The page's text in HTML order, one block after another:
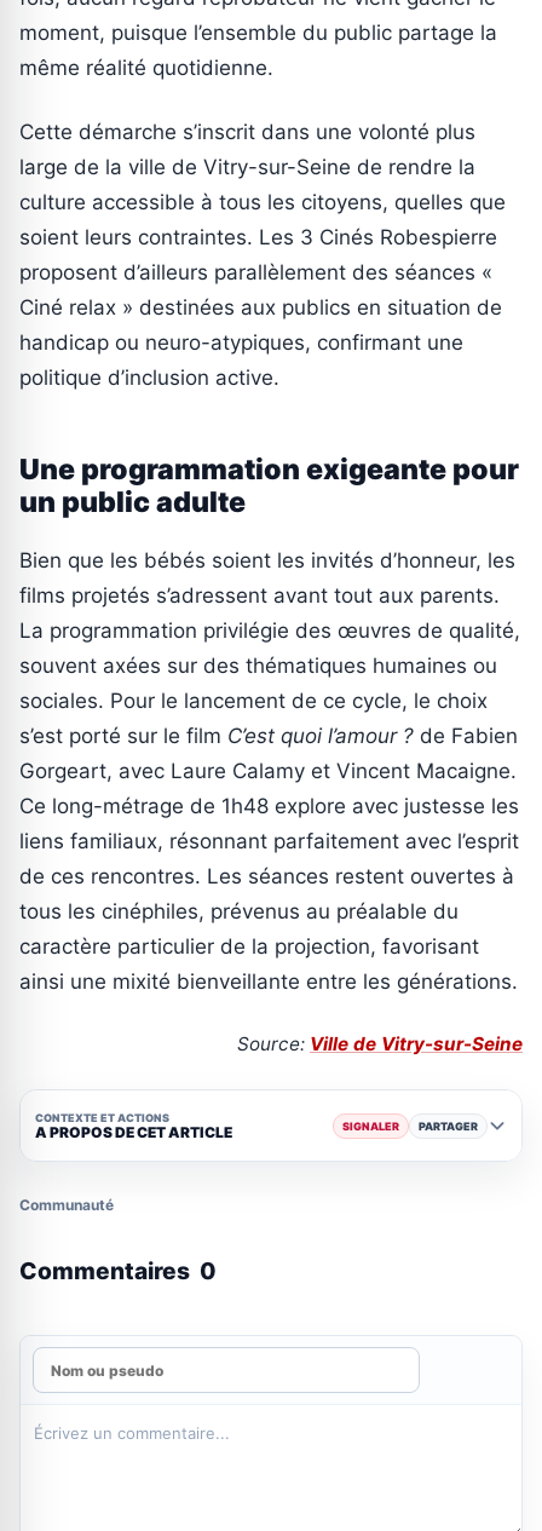
moment, puisque l’ensemble du public partage la
même réalité quotidienne.
Cette démarche s’inscrit dans une volonté plus
large de la ville de Vitry-sur-Seine de rendre la
culture accessible à tous les citoyens, quelles que
soient leurs contraintes. Les 3 Cinés Robespierre
proposent d’ailleurs parallèlement des séances «
Ciné relax » destinées aux publics en situation de
handicap ou neuro-atypiques, confirmant une
politique d’inclusion active.
Une programmation exigeante pour
un public adulte
Bien que les bébés soient les invités d’honneur, les
films projetés s’adressent avant tout aux parents.
La programmation privilégie des œuvres de qualité,
souvent axées sur des thématiques humaines ou
sociales. Pour le lancement de ce cycle, le choix
s’est porté sur le film C’est quoi l’amour ? de Fabien
Gorgeart, avec Laure Calamy et Vincent Macaigne.
Ce long-métrage de 1h48 explore avec justesse les
liens familiaux, résonnant parfaitement avec l’esprit
de ces rencontres. Les séances restent ouvertes à
tous les cinéphiles, prévenus au préalable du
caractère particulier de la projection, favorisant
ainsi une mixité bienveillante entre les générations.
Source: Ville de Vitry-sur-Seine
CONTEXTE ET ACTIONS
A PROPOS DE CET ARTICLE SIGNALER PARTAGER
Communauté
Commentaires 0